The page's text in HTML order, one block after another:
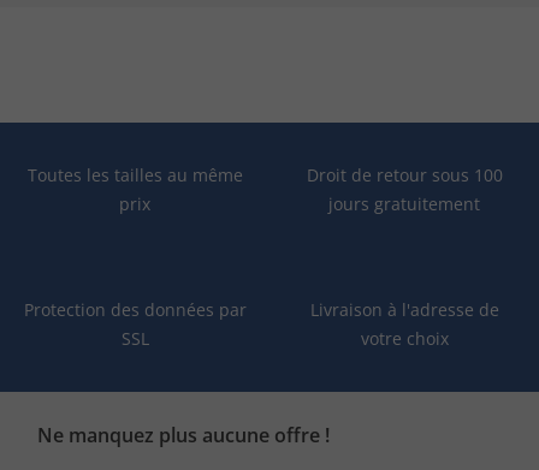
Toutes les tailles au même
prix
Droit de retour sous 100
jours gratuitement
Protection des données par
SSL
Livraison à l'adresse de
votre choix
Ne manquez plus aucune offre !